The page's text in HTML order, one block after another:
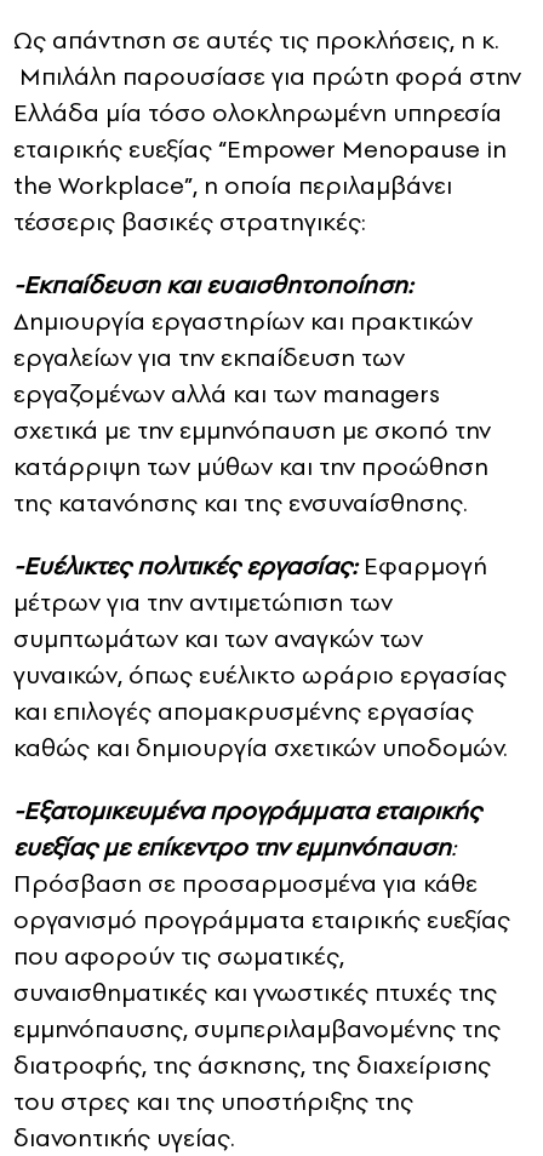
Ως απάντηση σε αυτές τις προκλήσεις, η κ.
Μπιλάλη παρουσίασε για πρώτη φορά στην
Ελλάδα μία τόσο ολοκληρωμένη υπηρεσία
εταιρικής ευεξίας “Empower Menopause in
the Workplace”, η οποία περιλαμβάνει
τέσσερις βασικές στρατηγικές:
-Εκπαίδευση και ευαισθητοποίηση:
Δημιουργία εργαστηρίων και πρακτικών
εργαλείων για την εκπαίδευση των
εργαζομένων αλλά και των managers
σχετικά με την εμμηνόπαυση με σκοπό την
κατάρριψη των μύθων και την προώθηση
της κατανόησης και της ενσυναίσθησης.
-Ευέλικτες πολιτικές εργασίας:Εφαρμογή
μέτρων για την αντιμετώπιση των
συμπτωμάτων και των αναγκών των
γυναικών, όπως ευέλικτο ωράριο εργασίας
και επιλογές απομακρυσμένης εργασίας
καθώς και δημιουργία σχετικών υποδομών.
-Εξατομικευμένα προγράμματα εταιρικής
ευεξίας με επίκεντρο την εμμηνόπαυση:
Πρόσβαση σε προσαρμοσμένα για κάθε
οργανισμό προγράμματα εταιρικής ευεξίας
που αφορούν τις σωματικές,
συναισθηματικές και γνωστικές πτυχές της
εμμηνόπαυσης, συμπεριλαμβανομένης της
διατροφής, της άσκησης, της διαχείρισης
του στρες και της υποστήριξης της
διανοητικής υγείας.